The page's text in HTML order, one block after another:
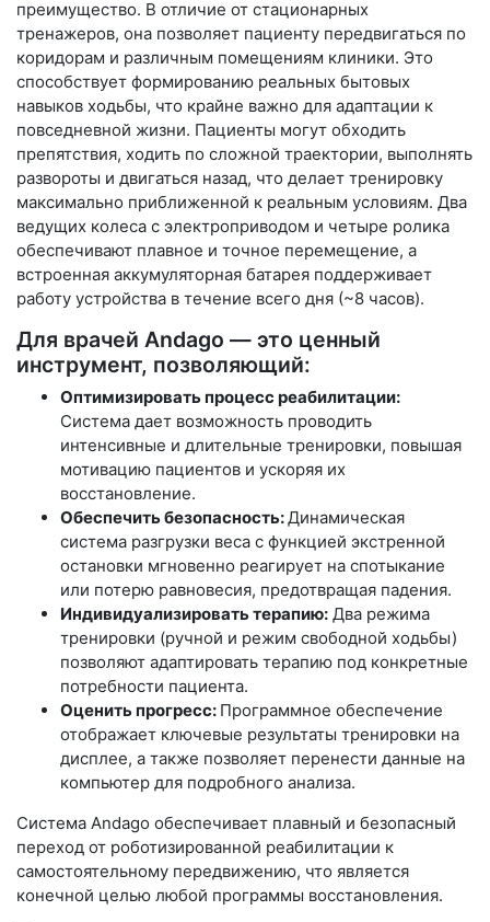
преимущество. В отличие от стационарных
тренажеров, она позволяет пациенту передвигаться по
коридорам и различным помещениям клиники. Это
способствует формированию реальных бытовых
навыков ходьбы, что крайне важно для адаптации к
повседневной жизни. Пациенты могут обходить
препятствия, ходить по сложной траектории, выполнять
развороты и двигаться назад, что делает тренировку
максимально приближенной к реальным условиям. Два
ведущих колеса с электроприводом и четыре ролика
обеспечивают плавное и точное перемещение, а
встроенная аккумуляторная батарея поддерживает
работу устройства в течение всего дня (~8 часов).
Для врачей Andago — это ценный
инструмент, позволяющий:
Оптимизировать процесс реабилитации:
Система дает возможность проводить
интенсивные и длительные тренировки, повышая
мотивацию пациентов и ускоряя их
восстановление.
Обеспечить безопасность:Динамическая
система разгрузки веса с функцией экстренной
остановки мгновенно реагирует на спотыкание
или потерю равновесия, предотвращая падения.
Индивидуализировать терапию: Два режима
тренировки (ручной и режим свободной ходьбы)
позволяют адаптировать терапию под конкретные
потребности пациента.
Оценить прогресс: Программное обеспечение
отображает ключевые результаты тренировки на
дисплее, а также позволяет перенести данные на
компьютер для подробного анализа.
Система Andago обеспечивает плавный и безопасный
переход от роботизированной реабилитации к
самостоятельному передвижению, что является
конечной целью любой программы восстановления.